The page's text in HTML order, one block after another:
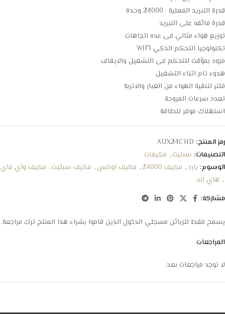
قدرة التبريد الفعلية : 24000 وحدة
قدرة فائقه على التبريد
توزيع هواء مثالي فى عده اتجاهات
تكنولوجيا التحكم الذكي WIFI
مزود بمؤقت للتحكم فى التشغيل والايقاف
هدوء تام اثناء التشغيل
فلتر لتنقية الهواء من الغبار والاتربة
تعدد سرعات المروحة
استهلاك موفر للطاقة
رمز المنتج: AUX24CHD
التصنيفات: سبليت, مكيفات
الوسوم: بارد, مكيف 24000 , مكيف اوكس, مكيف سبليت, مكيف واي فاي
, هاي اند
مشاركة:
المراجعات
لا توجد مراجعات بعد.
يسمح فقط للزبائن مسجلي الدخول الذين قاموا بشراء هذا المنتج ترك مراجعة.